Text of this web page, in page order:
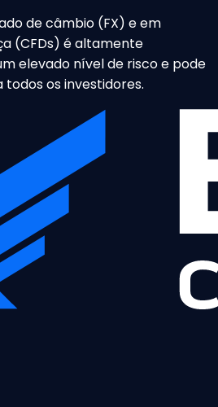
de câmbio (FX) e em
(CFDs) é altamente
elevado nível de risco e pode
os investidores.